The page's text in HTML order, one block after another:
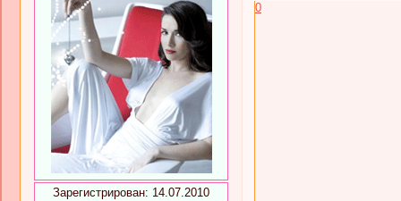
Зарегистрирован: 14.07.2010
0